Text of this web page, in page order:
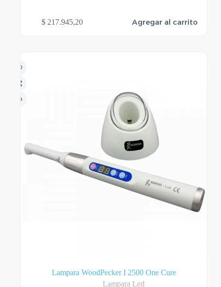
$ 217.945,20 Agregar al carrito
Lampara WoodPecker I 2500 One Cure
Lampara Led